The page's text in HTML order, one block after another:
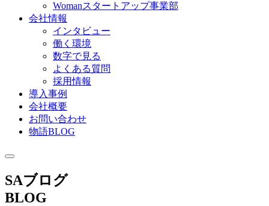
Womanスタートアップ事業部
会社情報
インタビュー
働く環境
数字で見る
よくある質問
採用情報
導入事例
会社概要
お問い合わせ
物語BLOG
SAブログ
BLOG